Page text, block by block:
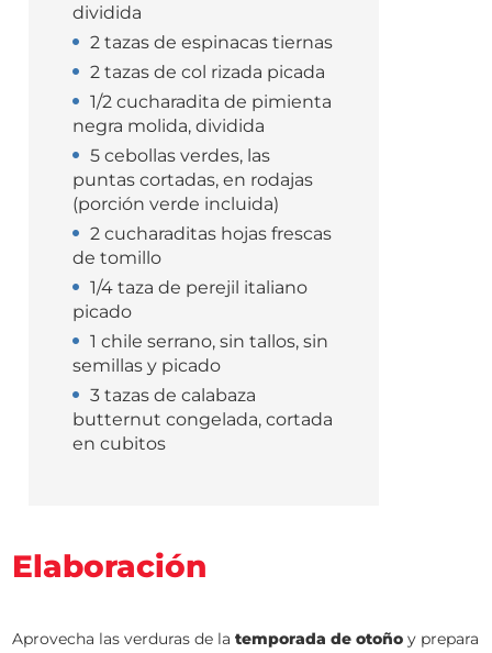
dividida
2 tazas de espinacas tiernas
2 tazas de col rizada picada
1/2 cucharadita de pimienta
negra molida, dividida
5 cebollas verdes, las
puntas cortadas, en rodajas
(porción verde incluida)
2 cucharaditas hojas frescas
de tomillo
1/4 taza de perejil italiano
picado
1 chile serrano, sin tallos, sin
semillas y picado
3 tazas de calabaza
butternut congelada, cortada
en cubitos
Elaboración
Aprovecha las verduras de latemporada de otoño y prepara